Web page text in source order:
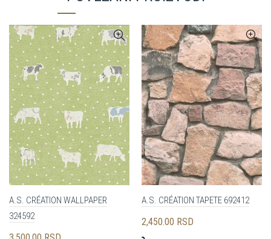
A.S. CRÉATION WALLPAPER
324592
A.S. CRÉATION TAPETE 692412
2,450.00 RSD